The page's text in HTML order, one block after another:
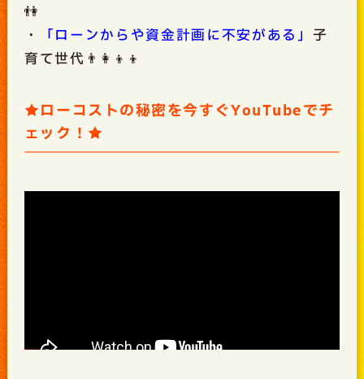
👫
・
「ローンからや資金計画に不安がある」 子
育て世代👨‍👩‍👦‍👦
★ローコストの秘密を今すぐYouTubeでチ
ェック！★